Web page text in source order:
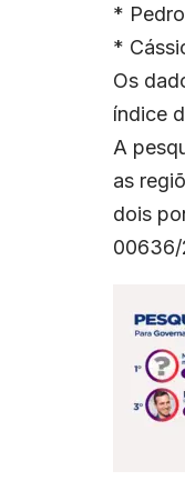
*
*
Os
índice
A
as
dois
00636/